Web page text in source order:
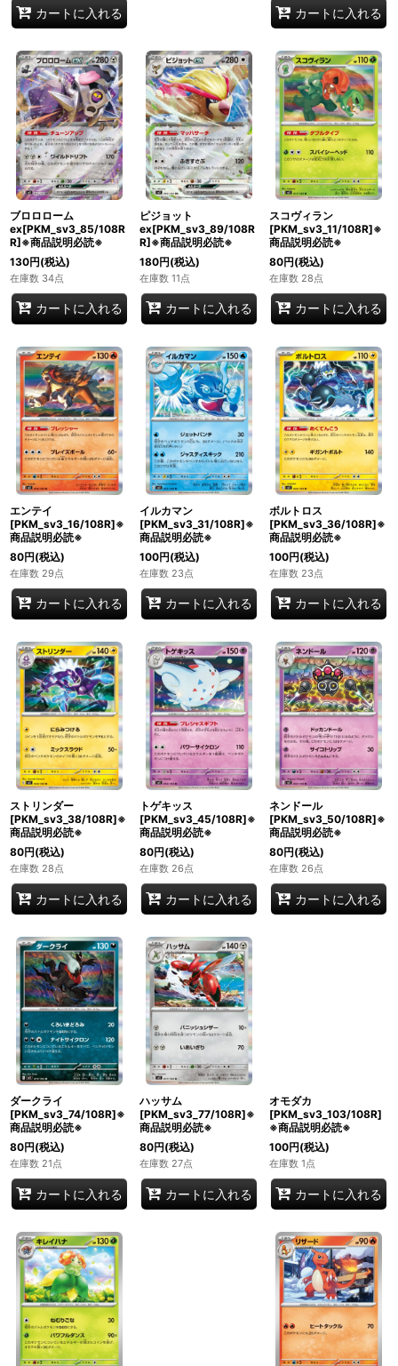
カートに入れる カートに入れる
ブロロローム
ex[PKM_sv3_85/108R
R]※商品説明必読※
130円(税込)
在庫数 34点
カートに入れる
ピジョット
ex[PKM_sv3_89/108R
R]※商品説明必読※
180円(税込)
在庫数 11点
カートに入れる
スコヴィラン
[PKM_sv3_11/108R]※
商品説明必読※
80円(税込)
在庫数 28点
カートに入れる
エンテイ
[PKM_sv3_16/108R]※
商品説明必読※
80円(税込)
在庫数 29点
カートに入れる
イルカマン
[PKM_sv3_31/108R]※
商品説明必読※
100円(税込)
在庫数 23点
カートに入れる
ボルトロス
[PKM_sv3_36/108R]※
商品説明必読※
100円(税込)
在庫数 23点
カートに入れる
ストリンダー
[PKM_sv3_38/108R]※
商品説明必読※
80円(税込)
在庫数 28点
カートに入れる
トゲキッス
[PKM_sv3_45/108R]※
商品説明必読※
80円(税込)
在庫数 26点
カートに入れる
ネンドール
[PKM_sv3_50/108R]※
商品説明必読※
80円(税込)
在庫数 26点
カートに入れる
ダークライ
[PKM_sv3_74/108R]※
商品説明必読※
80円(税込)
在庫数 21点
カートに入れる
ハッサム
[PKM_sv3_77/108R]※
商品説明必読※
80円(税込)
在庫数 27点
カートに入れる
オモダカ
[PKM_sv3_103/108R]
※商品説明必読※
100円(税込)
在庫数 1点
カートに入れる